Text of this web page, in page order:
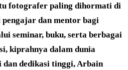
fotografer paling dihormati di
dan mentor bagi
seminar, buku, serta berbagai
kiprahnya dalam dunia
dedikasi tinggi, Arbain